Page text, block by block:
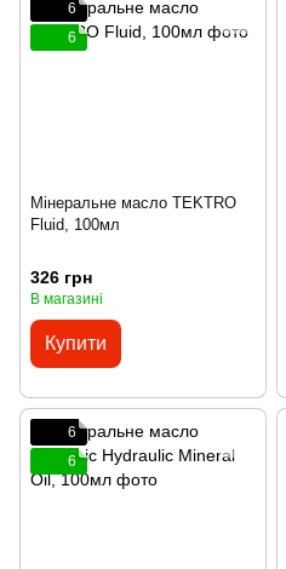
6
6
Мінеральне масло TEKTRO
Fluid, 100мл
326 грн
В магазині
Купити
6
6